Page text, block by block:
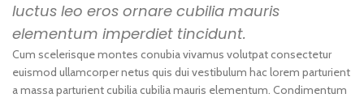
luctus leo eros ornare cubilia mauris
elementum imperdiet tincidunt.
Cum scelerisque montes conubia vivamus volutpat consectetur
euismod ullamcorper netus quis dui vestibulum hac lorem parturient
a massa parturient cubilia cubilia mauris elementum. Condimentum